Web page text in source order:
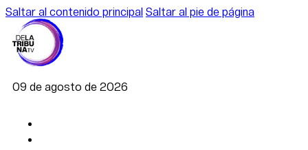
Saltar al contenido principal Saltar al pie de página
09 de agosto de 2026